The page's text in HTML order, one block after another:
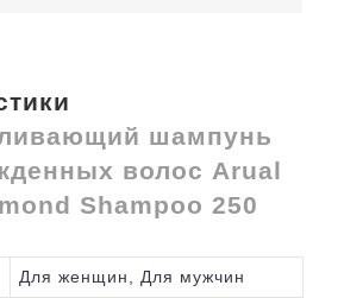
шампунь
волос Arual
Shampoo 250
Для женщин, Для мужчин